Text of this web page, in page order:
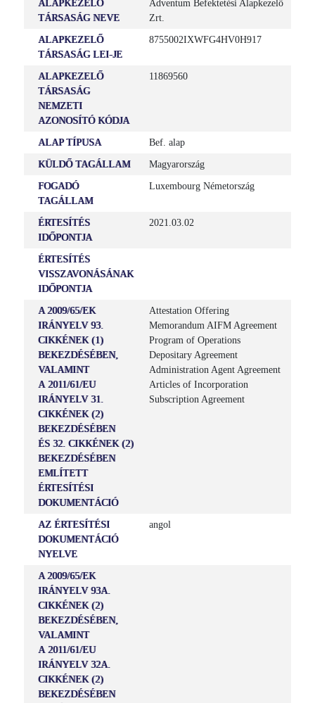
ALAPKEZELŐ
TÁRSASÁG NEVE
Adventum Befektetési Alapkezelő
Zrt.
ALAPKEZELŐ
TÁRSASÁG LEI-JE
8755002IXWFG4HV0H917
ALAPKEZELŐ
TÁRSASÁG
NEMZETI
AZONOSÍTÓ KÓDJA
11869560
ALAP TÍPUSA Bef. alap
KÜLDŐ TAGÁLLAM Magyarország
FOGADÓ
TAGÁLLAM
Luxembourg Németország
ÉRTESÍTÉS
IDŐPONTJA
2021.03.02
ÉRTESÍTÉS
VISSZAVONÁSÁNAK
IDŐPONTJA
A 2009/65/EK
IRÁNYELV 93.
CIKKÉNEK (1)
BEKEZDÉSÉBEN,
VALAMINT
A 2011/61/EU
IRÁNYELV 31.
CIKKÉNEK (2)
BEKEZDÉSÉBEN
ÉS 32. CIKKÉNEK (2)
BEKEZDÉSÉBEN
EMLÍTETT
ÉRTESÍTÉSI
DOKUMENTÁCIÓ
Attestation Offering
Memorandum AIFM Agreement
Program of Operations
Depositary Agreement
Administration Agent Agreement
Articles of Incorporation
Subscription Agreement
AZ ÉRTESÍTÉSI
DOKUMENTÁCIÓ
NYELVE
angol
A 2009/65/EK
IRÁNYELV 93A.
CIKKÉNEK (2)
BEKEZDÉSÉBEN,
VALAMINT
A 2011/61/EU
IRÁNYELV 32A.
CIKKÉNEK (2)
BEKEZDÉSÉBEN